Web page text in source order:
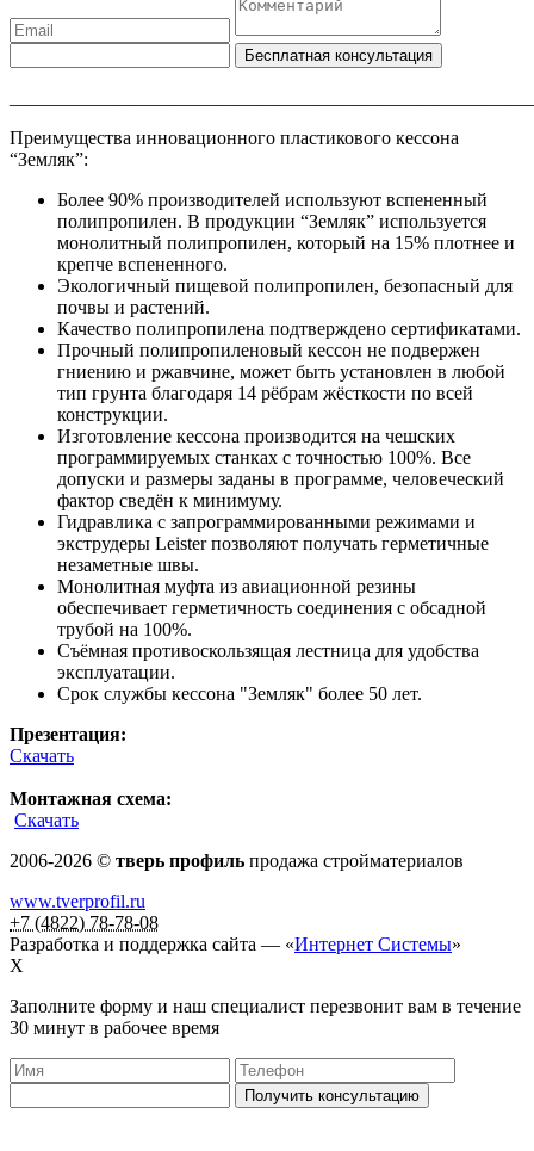
Преимущества инновационного пластикового кессона
“Земляк”:
Более 90% производителей используют вспененный
полипропилен. В продукции “Земляк” используется
монолитный полипропилен, который на 15% плотнее и
крепче вспененного.
Экологичный пищевой полипропилен, безопасный для
почвы и растений.
Качество полипропилена подтверждено сертификатами.
Прочный полипропиленовый кессон не подвержен
гниению и ржавчине, может быть установлен в любой
тип грунта благодаря 14 рёбрам жёсткости по всей
конструкции.
Изготовление кессона производится на чешских
программируемых станках с точностью 100%. Все
допуски и размеры заданы в программе, человеческий
фактор сведён к минимуму.
Гидравлика с запрограммированными режимами и
экструдеры Leister позволяют получать герметичные
незаметные швы.
Монолитная муфта из авиационной резины
обеспечивает герметичность соединения с обсадной
трубой на 100%.
Съёмная противоскользящая лестница для удобства
эксплуатации.
Срок службы кессона "Земляк" более 50 лет.
Презентация:
Скачать
Монтажная схема:
Скачать
2006-2026 © тверь профиль продажа стройматериалов
www.tverprofil.ru
+7 (4822) 78-78-08
Разработка и поддержка сайта — «Интернет Системы»
X
Заполните форму и наш специалист перезвонит вам в течение
30 минут в рабочее время